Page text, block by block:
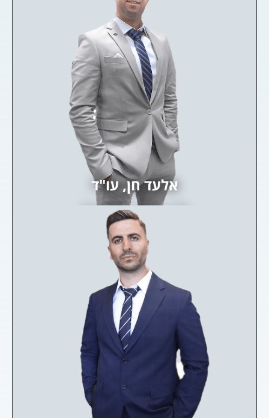
אלעד חן, עו"ד
שותף - ליטיגציה, עבודה, אזרחי ועוד